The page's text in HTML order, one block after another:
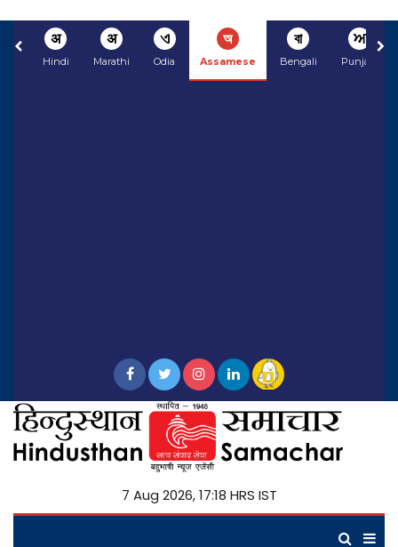
अ
Hindi
अ
Marathi
ଏ
Odia
অ
Assamese
বা
Bengali
ਅ
Punjabi
7 Aug 2026, 17:18 HRS IST